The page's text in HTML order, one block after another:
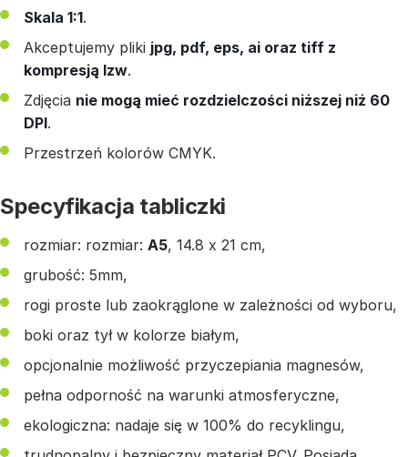
Skala 1:1.
Akceptujemy pliki jpg, pdf, eps, ai oraz tiff z
kompresją lzw.
Zdjęcia nie mogą mieć rozdzielczości niższej niż 60
DPI.
Przestrzeń kolorów CMYK.
Specyfikacja tabliczki
rozmiar: rozmiar: A5, 14.8 x 21 cm,
grubość: 5mm,
rogi proste lub zaokrąglone w zależności od wyboru,
boki oraz tył w kolorze białym,
opcjonalnie możliwość przyczepiania magnesów,
pełna odporność na warunki atmosferyczne,
ekologiczna: nadaje się w 100% do recyklingu,